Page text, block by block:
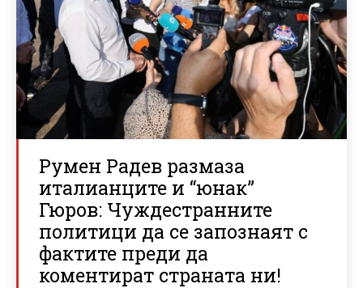
Румен Радев размаза
италианците и “юнак”
Гюров: Чуждестранните
политици да се запознаят с
фактите преди да
коментират страната ни!